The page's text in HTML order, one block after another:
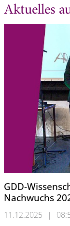
Aktuelles
GDD-
Nachwuchs
11.12.2025 |